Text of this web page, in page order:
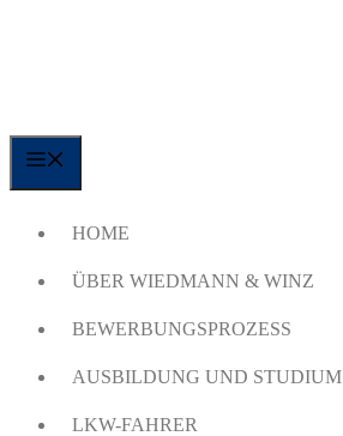
HOME
ÜBER WIEDMANN & WINZ
BEWERBUNGSPROZESS
AUSBILDUNG UND STUDIUM
LKW-FAHRER